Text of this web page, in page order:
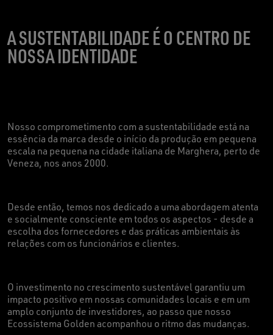
A SUSTENTABILIDADE É O CENTRO DE
NOSSA IDENTIDADE
Nosso comprometimento com a sustentabilidade está na
essência da marca desde o início da produção em pequena
escala na pequena na cidade italiana de Marghera, perto de
Veneza, nos anos 2000.
Desde então, temos nos dedicado a uma abordagem atenta
e socialmente consciente em todos os aspectos - desde a
escolha dos fornecedores e das práticas ambientais às
relações com os funcionários e clientes.
O investimento no crescimento sustentável garantiu um
impacto positivo em nossas comunidades locais e em um
amplo conjunto de investidores, ao passo que nosso
Ecossistema Golden acompanhou o ritmo das mudanças.